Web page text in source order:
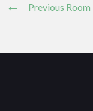
Previous Room